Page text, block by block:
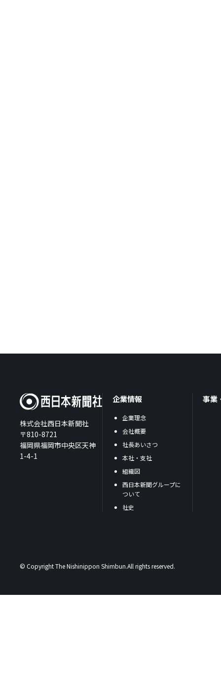
株式会社西日本新聞社
〒810-8721
福岡県福岡市中央区天神
1-4-1
企業情報
企業理念
会社概要
社長あいさつ
本社・支社
組織図
西日本新聞グループに
ついて
社史
事業
© Copyright The Nishinippon Shimbun.All rights reserved.